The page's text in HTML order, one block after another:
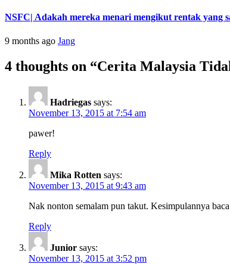
NSFC| Adakah mereka menari mengikut rentak yang
9 months ago Jang
4 thoughts on “Cerita Malaysia
Hadriegas says:
November 13, 2015 at 7:54 am
pawer!
Reply
Mika Rotten says:
November 13, 2015 at 9:43 am
Nak nonton semalam pun takut. Kesimpulannya
Reply
Junior says:
November 13, 2015 at 3:52 pm